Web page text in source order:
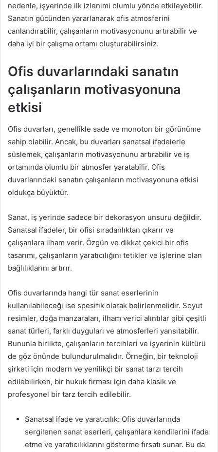
nedenle, işyerinde ilk izlenimi olumlu yönde etkileyebilir.
Sanatın gücünden yararlanarak ofis atmosferini
canlandırabilir, çalışanların motivasyonunu artırabilir ve
daha iyi bir çalışma ortamı oluşturabilirsiniz.
Ofis duvarlarındaki sanatın
çalışanların motivasyonuna
etkisi
Ofis duvarları, genellikle sade ve monoton bir görünüme
sahip olabilir. Ancak, bu duvarları sanatsal ifadelerle
süslemek, çalışanların motivasyonunu artırabilir ve iş
ortamında olumlu bir atmosfer yaratabilir. Ofis
duvarlarındaki sanatın çalışanların motivasyonuna etkisi
oldukça büyüktür.
Sanat, iş yerinde sadece bir dekorasyon unsuru değildir.
Sanatsal ifadeler, bir ofisi sıradanlıktan çıkarır ve
çalışanlara ilham verir. Özgün ve dikkat çekici bir ofis
tasarımı, çalışanların yaratıcılığını tetikler ve işlerine olan
bağlılıklarını artırır.
Ofis duvarlarında hangi tür sanat eserlerinin
kullanılabileceği ise spesifik olarak belirlenmelidir. Soyut
resimler, doğa manzaraları, ilham verici alıntılar gibi çeşitli
sanat türleri, farklı duyguları ve atmosferleri yansıtabilir.
Bununla birlikte, çalışanların tercihleri ve işyerinin kültürü
de göz önünde bulundurulmalıdır. Örneğin, bir teknoloji
şirketi için modern ve yenilikçi bir sanat tarzı tercih
edilebilirken, bir hukuk firması için daha klasik ve
profesyonel bir tarz tercih edilebilir.
Sanatsal ifade ve yaratıcılık: Ofis duvarlarında
sergilenen sanat eserleri, çalışanlara kendilerini ifade
etme ve yaratıcılıklarını gösterme fırsatı sunar. Bu da